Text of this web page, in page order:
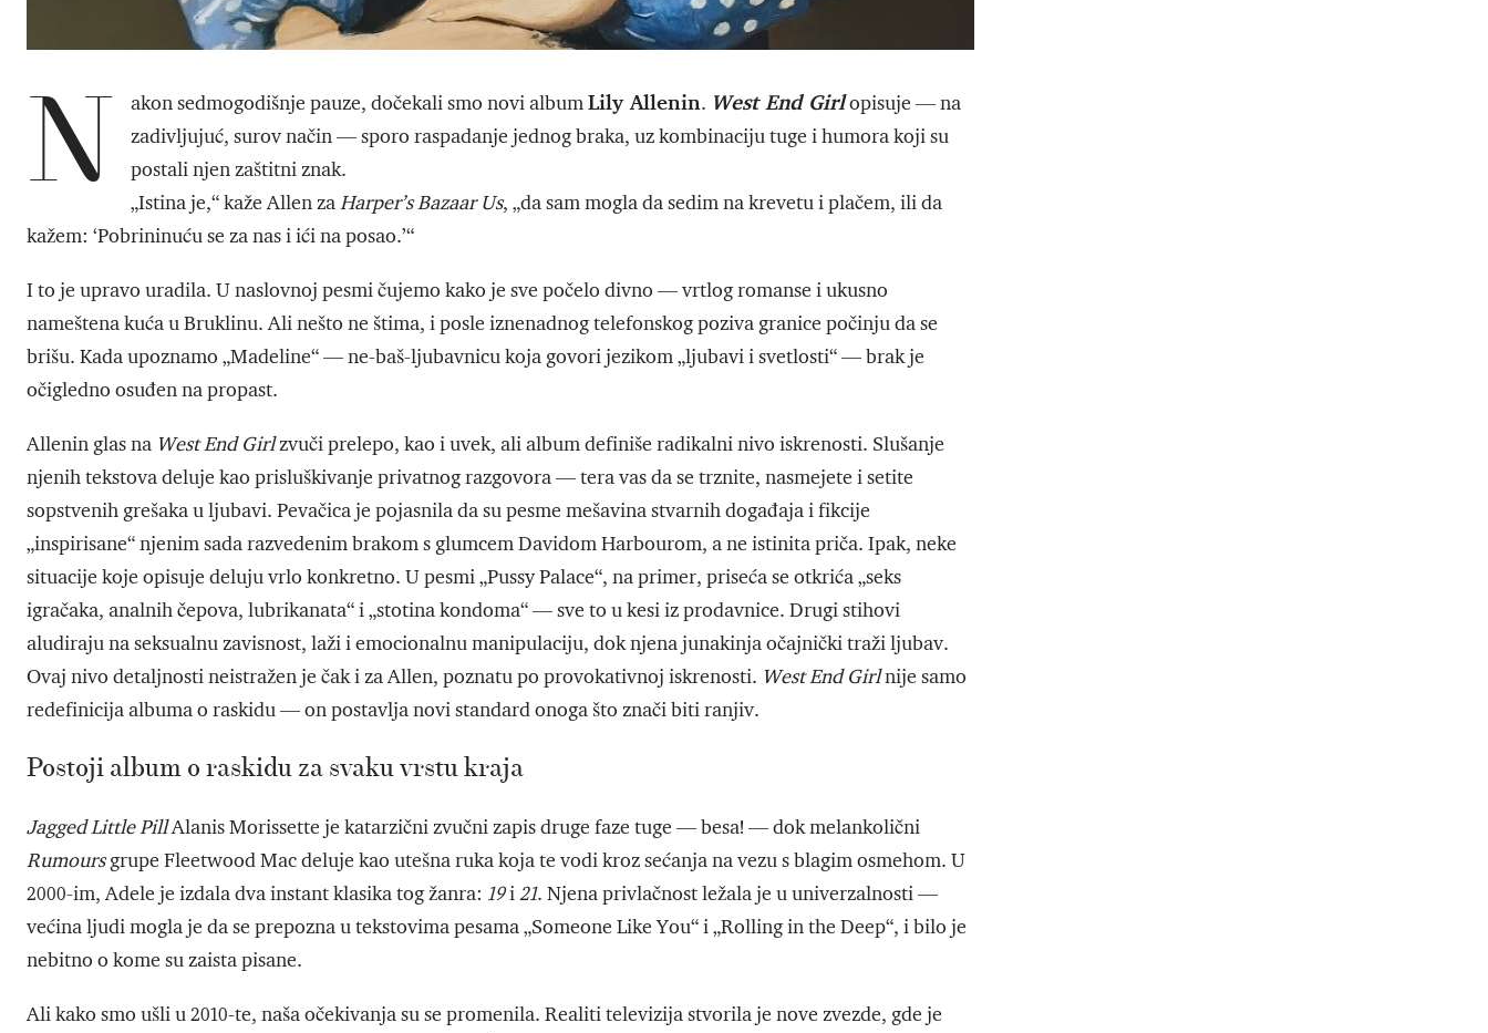
N akon sedmogodišnje pauze, dočekali smo novi albumLily Allenin. West End Girlopisuje — na
zadivljujuć, surov način — sporo raspadanje jednog braka, uz kombinaciju tuge i humora koji su
postali njen zaštitni znak.
„Istina je,“ kaže Allen zaHarper’s Bazaar Us, „da sam mogla da sedim na krevetu i plačem, ili da
kažem: ‘Pobrininuću se za nas i ići na posao.’“
I to je upravo uradila. U naslovnoj pesmi čujemo kako je sve počelo divno — vrtlog romanse i ukusno
nameštena kuća u Bruklinu. Ali nešto ne štima, i posle iznenadnog telefonskog poziva granice počinju da se
brišu. Kada upoznamo „Madeline“ — ne-baš-ljubavnicu koja govori jezikom „ljubavi i svetlosti“ — brak je
očigledno osuđen na propast.
Allenin glas na West End Girlzvuči prelepo, kao i uvek, ali album definiše radikalni nivo iskrenosti. Slušanje
njenih tekstova deluje kao prisluškivanje privatnog razgovora — tera vas da se trznite, nasmejete i setite
sopstvenih grešaka u ljubavi. Pevačica je pojasnila da su pesme mešavina stvarnih događaja i fikcije
„inspirisane“ njenim sada razvedenim brakom s glumcem Davidom Harbourom, a ne istinita priča. Ipak, neke
situacije koje opisuje deluju vrlo konkretno. U pesmi „Pussy Palace“, na primer, priseća se otkrića „seks
igračaka, analnih čepova, lubrikanata“ i „stotina kondoma“ — sve to u kesi iz prodavnice. Drugi stihovi
aludiraju na seksualnu zavisnost, laži i emocionalnu manipulaciju, dok njena junakinja očajnički traži ljubav.
Ovaj nivo detaljnosti neistražen je čak i za Allen, poznatu po provokativnoj iskrenosti. West End Girlnije samo
redefinicija albuma o raskidu — on postavlja novi standard onoga što znači biti ranjiv.
Postoji album o raskidu za svaku vrstu kraja
Jagged Little PillAlanis Morissette je katarzični zvučni zapis druge faze tuge — besa! — dok melankolični
Rumoursgrupe Fleetwood Mac deluje kao utešna ruka koja te vodi kroz sećanja na vezu s blagim osmehom. U
2000-im, Adele je izdala dva instant klasika tog žanra: 19i21. Njena privlačnost ležala je u univerzalnosti —
većina ljudi mogla je da se prepozna u tekstovima pesama „Someone Like You“ i „Rolling in the Deep“, i bilo je
nebitno o kome su zaista pisane.
Ali kako smo ušli u 2010-te, naša očekivanja su se promenila. Realiti televizija stvorila je nove zvezde, gde je